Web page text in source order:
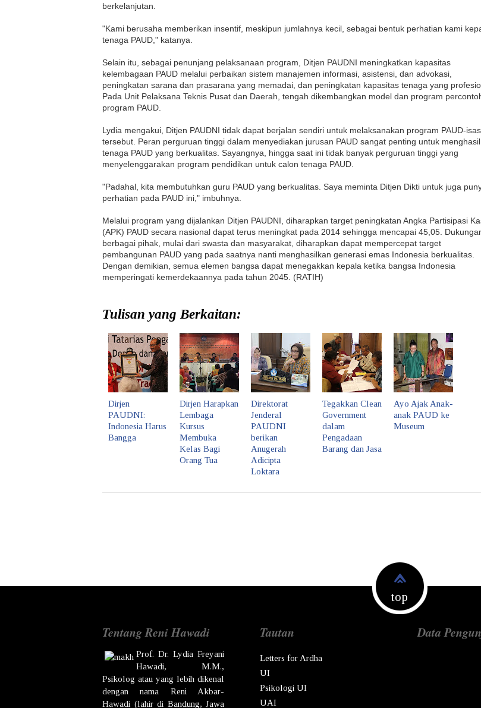
berkelanjutan.
"Kami berusaha memberikan insentif, meskipun jumlahnya kecil, sebagai bentuk perhatian kami
tenaga PAUD, " katanya.
Selain itu, sebagai penunjang pelaksanaan program, Ditjen PAUDNI meningkatkan kapasitas
kelembagaan PAUD melalui perbaikan sistem manajemen informasi, asistensi, dan advokasi,
peningkatan sarana dan prasarana yang memadai, dan peningkatan kapasitas tenaga yang
Pada Unit Pelaksana Teknis Pusat dan Daerah, tengah dikembangkan model dan program
program PAUD.
Lydia mengakui, Ditjen PAUDNI tidak dapat berjalan sendiri untuk melaksanakan program PAUD-
tersebut. Peran perguruan tinggi dalam menyediakan jurusan PAUD sangat penting untuk
tenaga PAUD yang berkualitas. Sayangnya, hingga saat ini tidak banyak perguruan tinggi yang
menyelenggarakan program pendidikan untuk calon tenaga PAUD.
"Padahal, kita membutuhkan guru PAUD yang berkualitas. Saya meminta Ditjen Dikti untuk juga
perhatian pada PAUD ini," imbuhnya.
Melalui program yang dijalankan Ditjen PAUDNI, diharapkan target peningkatan Angka Partisipasi
(APK) PAUD secara nasional dapat terus meningkat pada 2014 sehingga mencapai 45,05.
berbagai pihak, mulai dari swasta dan masyarakat, diharapkan dapat mempercepat target
pembangunan PAUD yang pada saatnya nanti menghasilkan generasi emas Indonesia berkualitas.
Dengan demikian, semua elemen bangsa dapat menegakkan kepala ketika bangsa Indonesia
memperingati kemerdekaannya pada tahun 2045. (RATIH)
Tulisan yang Berkaitan:
Dirjen
PAUDNI:
Indonesia Harus
Bangga
Dirjen Harapkan
Lembaga
Kursus
Membuka
Kelas Bagi
Orang Tua
Direktorat
Jenderal
PAUDNI
berikan
Anugerah
Adicipta
Loktara
Tegakkan Clean
Government
dalam
Pengadaan
Barang dan Jasa
Ayo Ajak Anak-
anak PAUD ke
Museum
top
Tentang Reni Hawadi
Prof. Dr. Lydia Freyani
Hawadi, M.M.,
Psikolog atau yang lebih dikenal
dengan nama Reni Akbar-
Hawadi (lahir di Bandung, Jawa
Tautan
Letters for Ardha
UI
Psikologi UI
UAI
Data